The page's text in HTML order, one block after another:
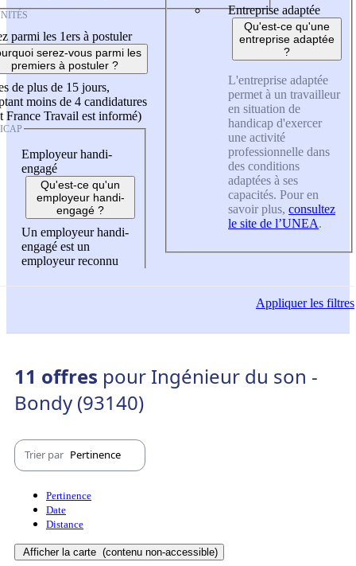
parmi les 1ers à postuler
serez-vous parmi les
premiers à postuler ?
de plus de 15 jours,
moins de 4 candidatures
France Travail est informé)
Employeur handi-
engagé
Qu'est-ce qu'un
employeur handi-
engagé ?
Un employeur handi-
engagé est un
employeur reconnu
Entreprise adaptée
Qu'est-ce qu'une
entreprise adaptée
?
L'entreprise adaptée
permet à un travailleur
en situation de
handicap d'exercer
une activité
professionnelle dans
des conditions
adaptées à ses
capacités. Pour en
savoir plus, consultez
le site de l’UNEA.
Appliquerles filtres
11 offres pour Ingénieur du son -
Bondy (93140)
Trier par Pertinence
Pertinence
Date
Distance
Afficher la carte (contenu non-accessible)